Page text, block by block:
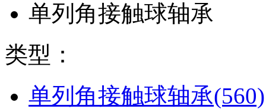
单列角接触球轴承
类型：
单列角接触球轴承(560)